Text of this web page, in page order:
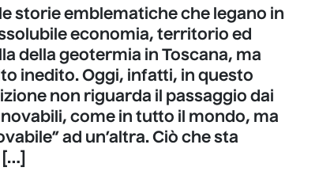
storie emblematiche che legano in
economia, territorio ed
della geotermia in Toscana, ma
inedito. Oggi, infatti, in questo
non riguarda il passaggio dai
come in tutto il mondo, ma
ad un’altra. Ciò che sta